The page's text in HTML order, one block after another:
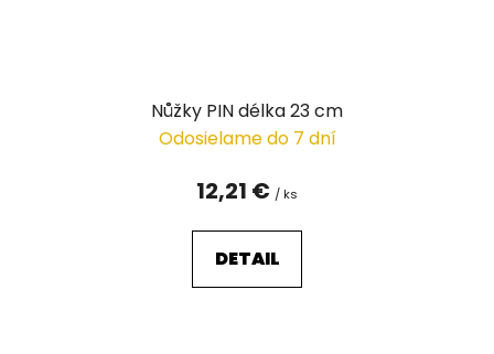
Nůžky PIN délka 23 cm
Odosielame do 7 dní
12,21 € / ks
DETAIL